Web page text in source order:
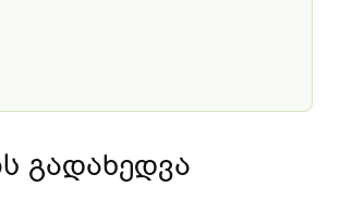
გადახედვა